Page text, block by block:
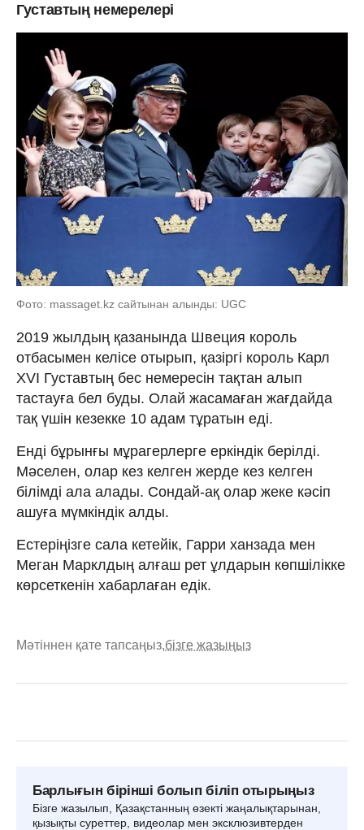
Густавтың немерелері
Фото: massaget.kz сайтынан алынды: UGC
2019 жылдың қазанында Швеция король
отбасымен келісе отырып, қазіргі король Карл
XVI Густавтың бес немересін тақтан алып
тастауға бел буды. Олай жасамаған жағдайда
тақ үшін кезекке 10 адам тұратын еді.
Енді бұрынғы мұрагерлерге еркіндік берілді.
Мәселен, олар кез келген жерде кез келген
білімді ала алады. Сондай-ақ олар жеке кәсіп
ашуға мүмкіндік алды.
Естеріңізге сала кетейік, Гарри ханзада мен
Меган Марклдың алғаш рет ұлдарын көпшілікке
көрсеткенін хабарлаған едік.
Мәтіннен қате тапсаңыз,бізге жазыңыз
Барлығын бірінші болып біліп отырыңыз
Бізге жазылып, Қазақстанның өзекті жаңалықтарынан,
қызықты суреттер, видеолар мен эксклюзивтерден